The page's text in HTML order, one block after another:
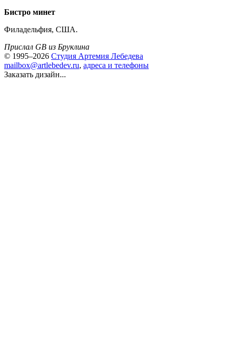
Бистро минет
Филадельфия, США.
Прислал GB из Бруклина
© 1995–2026 Студия Артемия Лебедева
mailbox@artlebedev.ru, адреса и телефоны
Заказать дизайн...